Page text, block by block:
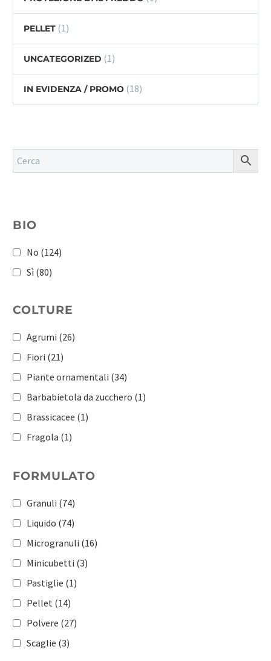
PELLET (1)
UNCATEGORIZED (1)
IN EVIDENZA / PROMO (18)
BIO
No (124)
Sì (80)
COLTURE
Agrumi (26)
Fiori (21)
Piante ornamentali (34)
Barbabietola da zucchero (1)
Brassicacee (1)
Fragola (1)
Patata(1)
Pomacee e drupacee
Pomodoro
(183)
(181)
(117)
(98)
(108)
FORMULATO
Granuli (74)
Liquido (74)
Microgranuli (16)
Minicubetti (3)
Pastiglie (1)
Pellet (14)
Polvere (27)
Scaglie (3)